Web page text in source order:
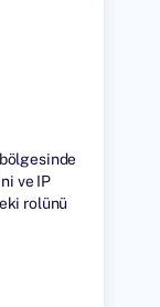
ve IP
rolünü